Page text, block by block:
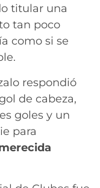
titular una
tan poco
como si se
respondió
de cabeza,
goles y un
para